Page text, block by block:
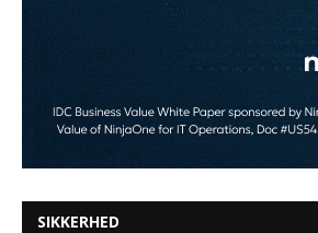
SIKKERHED